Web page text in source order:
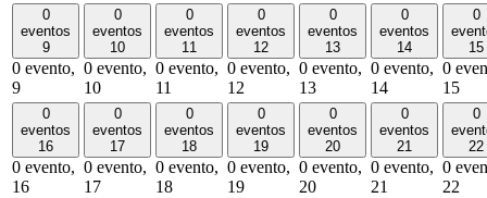
0
eventos
9
0 evento,
9
0
eventos
10
0 evento,
10
0
eventos
11
0 evento,
11
0
eventos
12
0 evento,
12
0
eventos
13
0 evento,
13
0
eventos
14
0 evento,
14
0
15
0
15
0
eventos
16
0 evento,
16
0
eventos
17
0 evento,
17
0
eventos
18
0 evento,
18
0
eventos
19
0 evento,
19
0
eventos
20
0 evento,
20
0
eventos
21
0 evento,
21
0
22
0
22